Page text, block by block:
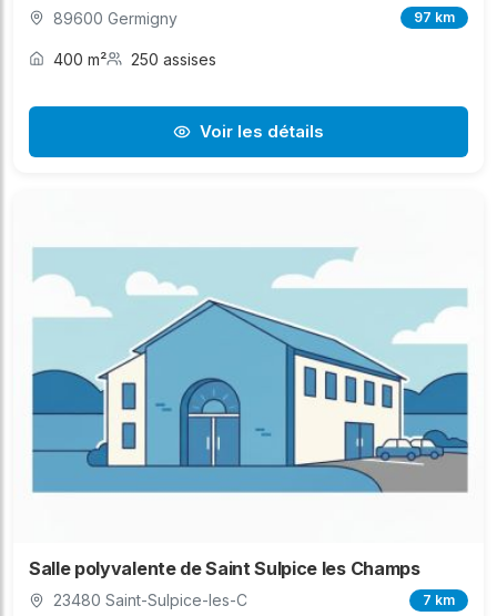
89600 Germigny 97 km
400 m² 250 assises
Voir les détails
Salle polyvalente de Saint Sulpice les Champs
23480 Saint-Sulpice-les-C 7 km